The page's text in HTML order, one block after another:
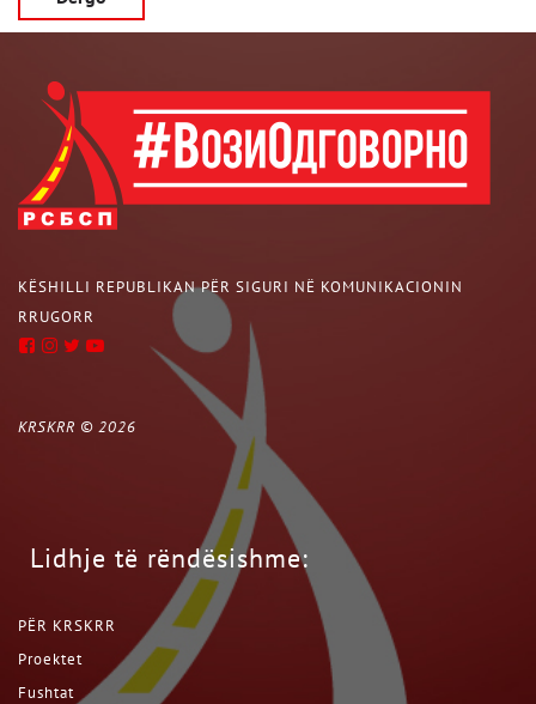
KËSHILLI REPUBLIKAN PËR SIGURI NË KOMUNIKACIONIN
RRUGORR
KRSKRR © 2026
Lidhje të rëndësishme:
PËR KRSKRR
Proektet
Fushtat